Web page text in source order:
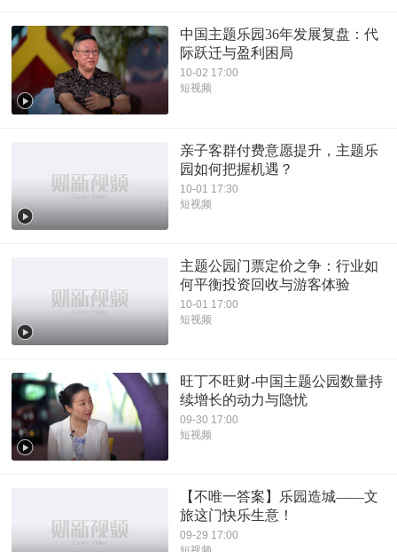
中国主题乐园36年发展复盘：代
际跃迁与盈利困局
10-02 17:00
短视频
亲子客群付费意愿提升，主题乐
园如何把握机遇？
10-01 17:30
短视频
主题公园门票定价之争：行业如
何平衡投资回收与游客体验
10-01 17:00
短视频
旺丁不旺财-中国主题公园数量持
续增长的动力与隐忧
09-30 17:00
短视频
【不唯一答案】乐园造城——文
旅这门快乐生意！
09-29 17:00